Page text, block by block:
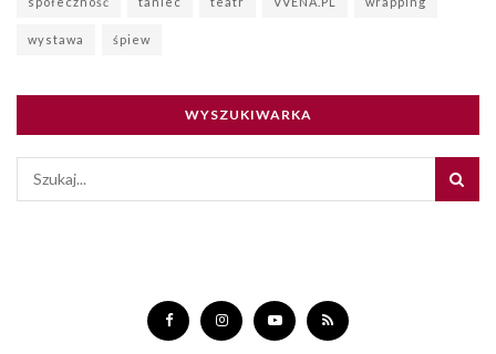
wystawa śpiew
WYSZUKIWARKA